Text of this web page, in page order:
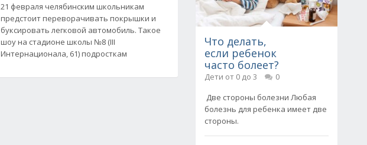
21 февраля челябинским школьникам
предстоит переворачивать покрышки и
буксировать легковой автомобиль. Такое
шоу на стадионе школы №8 (III
Интернационала, 61) подросткам
Что делать,
если ребенок
часто болеет?
Дети от 0 до 3
0
Две стороны болезни Любая
болезнь для ребенка имеет две
стороны.